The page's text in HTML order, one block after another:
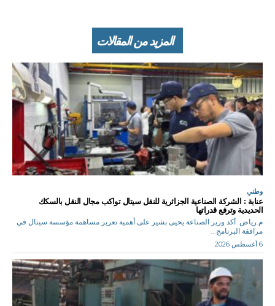
المزيد من المقالات
وطني
عنابة : الشركة الصناعية الجزائرية للنقل سيتال تواكب مجال النقل بالسكك
الحديدية وترفع قدراتها
م.رياض أكد وزير الصناعة يحيى بشير على أهمية تعزيز مساهمة مؤسسة سيتال في
مرافقة البرنامج...
6 أغسطس 2026